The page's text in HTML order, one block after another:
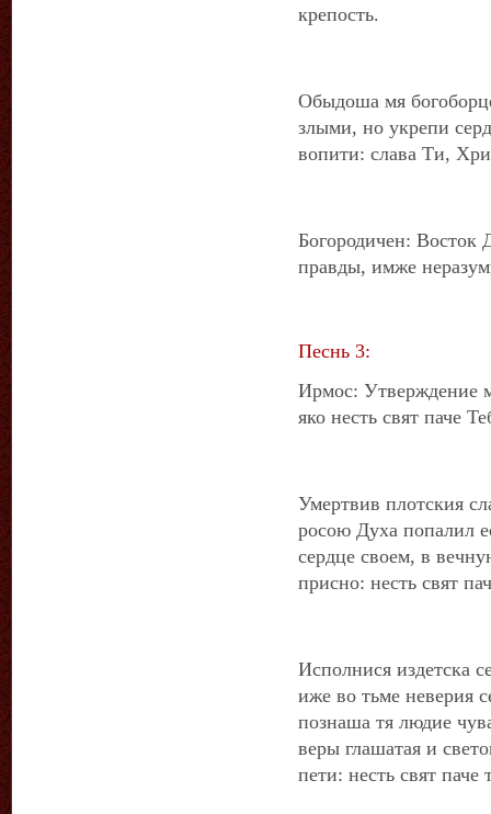
крепость.
Обыдоша мя
злыми, но укрепи
вопити: слава Ти,
Богородичен: Восток
правды, имже
Песнь 3:
Ирмос: Утверждение
яко несть свят паче
Умертвив плотския
росою Духа попалил
сердце своем, в
присно: несть свят
Исполнися издетска
иже во тьме неверия
познаша тя людие
веры глашатая и
пети: несть свят паче